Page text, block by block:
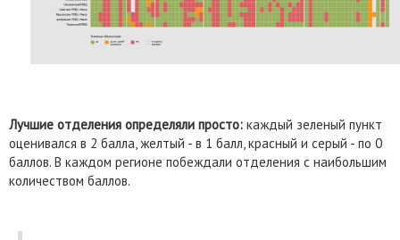
Лучшие отделения определяли просто: каждый зеленый пункт
оценивался в 2 балла, желтый - в 1 балл, красный и серый - по 0
баллов. В каждом регионе побеждали отделения с наибольшим
количеством баллов.